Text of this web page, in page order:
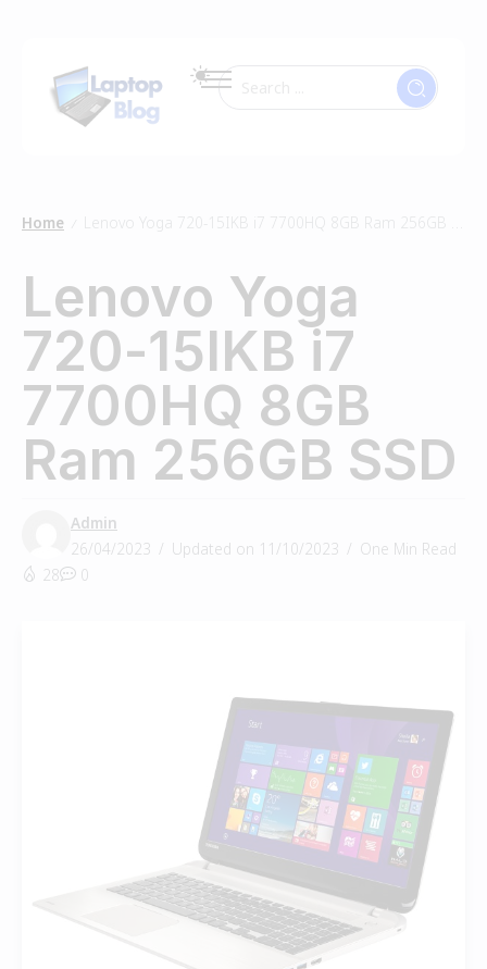
Home Lenovo Yoga 720-15IKB i7 7700HQ 8GB Ram 256GB SSD
Lenovo Yoga
720-15IKB i7
7700HQ 8GB
Ram 256GB SSD
Admin
26/04/2023
Updated on 11/10/2023
One Min Read
28
0